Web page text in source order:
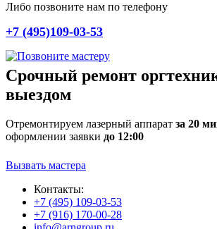
Либо позвоните нам по телефону
+7 (495)109-03-53
Срочный ремонт
выездом
Отремонтируем лазерный аппарат за 20
оформлении заявки до 12:00
Вызвать мастера
Контакты:
+7 (495) 109-03-53
+7 (916) 170-00-28